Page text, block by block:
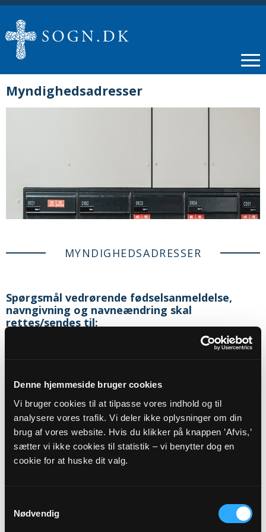
Denne hjemmeside bruger cookies
Vi bruger cookies til at tilpasse vores indhold og til
analysere vores trafik. Vi deler ikke oplysninger om din
brug af vores website. Hvis du klikker på knappen ’Afvis,’
sætter vi ikke cookies til statistik – vi benytter dog en
cookie for at huske dit valg.
Nødvendig
Myndighedsadresser
MYNDIGHEDSADRESSER
Spørgsmål vedrørende fødselsanmeldelse,
navngivning og navneændring skal
rettes/sendes til:
visby.sognthisted@km.dk
Sikker henvendelse
Eller til:
7755Bedsted Thy